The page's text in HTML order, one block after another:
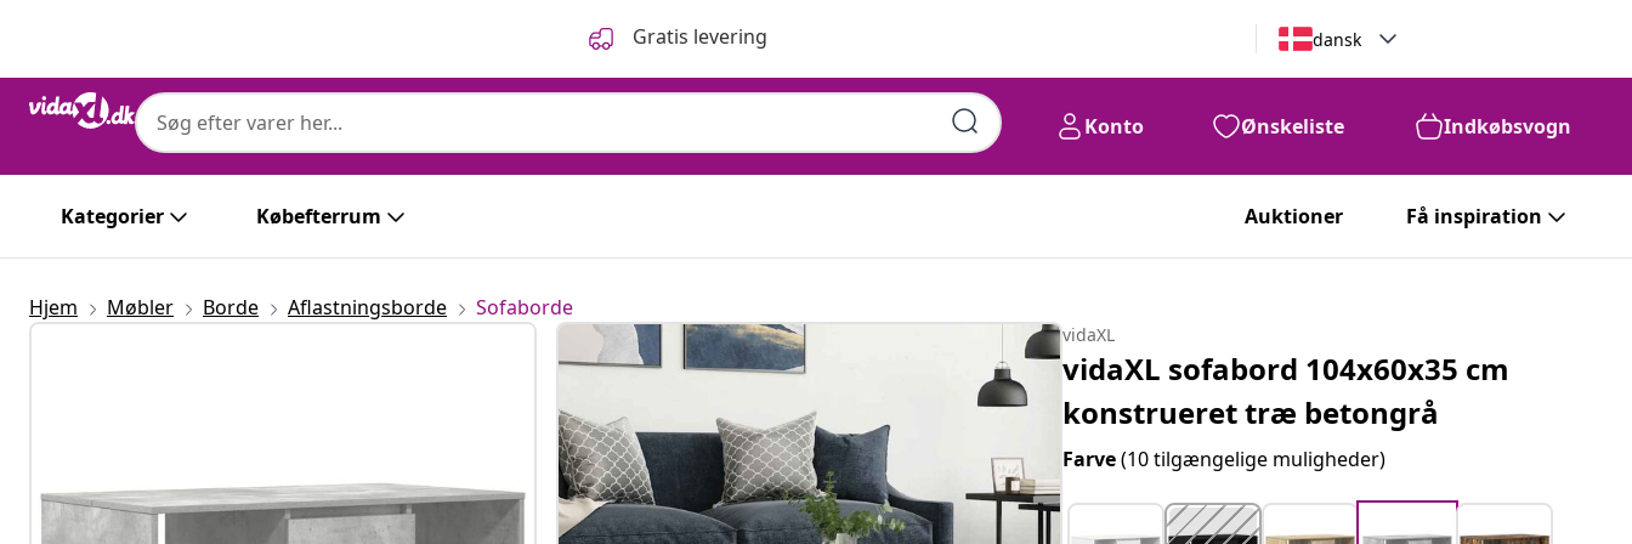
Gratis levering dansk
Konto Ønskeliste Indkøbsvogn
Kategorier Købefterrum Auktioner Få inspiration
Hjem Møbler Borde Aflastningsborde Sofaborde
vidaXL
vidaXL sofabord 104x60x35 cm
konstrueret træ betongrå
Farve(10 tilgængelige muligheder)